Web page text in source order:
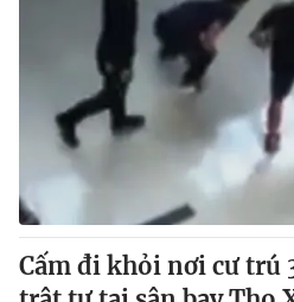
Cấm đi khỏi nơi cư trú